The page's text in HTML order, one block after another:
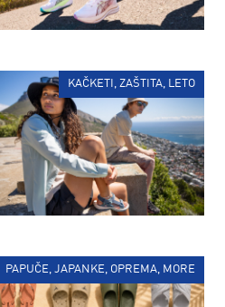
KAČKETI, ZAŠTITA, LETO
PAPUČE, JAPANKE, OPREMA, MORE